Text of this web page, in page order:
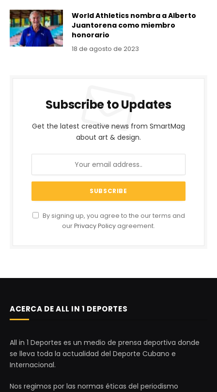
World Athletics nombra a Alberto
Juantorena como miembro
honorario
18 de agosto de 2023
Subscribe to Updates
Get the latest creative news from SmartMag
about art & design.
By signing up, you agree to the our terms and
ourPrivacy Policy agreement.
ACERCA DE ALL IN 1 DEPORTES
All in 1 Deportes es un medio de prensa deportiva donde
se lleva toda la actualidad del Deporte Cubano e
Internacional.
Nos regimos por las normas éticas del periodismo